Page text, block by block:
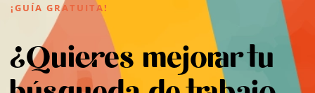
¡GUÍA GRATUITA!
¿Quieres mejorar tu